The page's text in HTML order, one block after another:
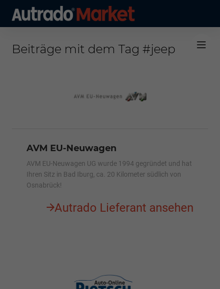
Beiträge mit dem Tag #jeep
AVM EU-Neuwagen
AVM EU-Neuwagen UG wurde 1994 gegründet und hat
Ihren Sitz in Bad Iburg, ca. 20 Kilometer südlich von
Osnabrück!
Autrado Lieferant ansehen